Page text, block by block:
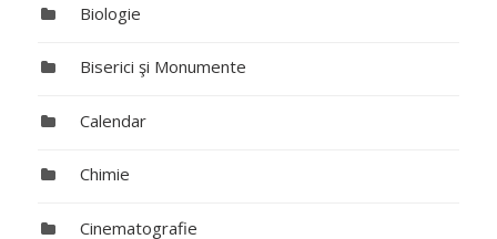
Biologie
Biserici şi Monumente
Calendar
Chimie
Cinematografie